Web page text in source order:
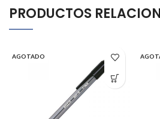
PRODUCTOS
AGOTADO